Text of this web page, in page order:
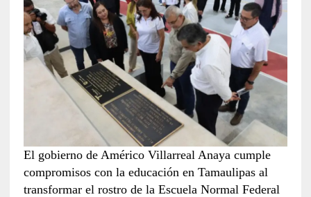
El gobierno de Américo Villarreal Anaya cumple
compromisos con la educación en Tamaulipas al
transformar el rostro de la Escuela Normal Federal